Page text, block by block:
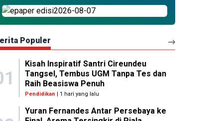
Populer
Kisah Inspiratif Santri Cireundeu
Tangsel, Tembus UGM Tanpa Tes dan
Raih Beasiswa Penuh
Pendidikan | 1 hari yang lalu
Yuran Fernandes Antar Persebaya ke